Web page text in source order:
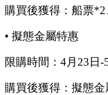
購買後獲得：船票*2
• 擬態金屬特惠
限購時間： 4月 23 日-
購買後獲得：擬態金